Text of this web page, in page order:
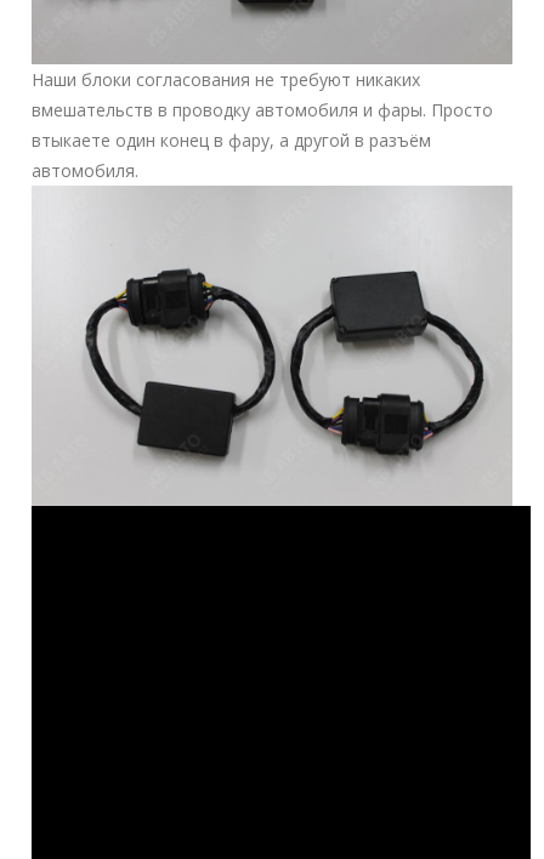
Наши блоки согласования не требуют никаких
вмешательств в проводку автомобиля и фары. Просто
втыкаете один конец в фару, а другой в разъём
автомобиля.